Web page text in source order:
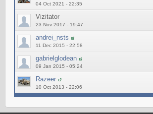
04 Oct 2021 - 22:35
Vizitator
23 Nov 2017 - 19:47
andrei_nsts
11 Dec 2015 - 22:58
gabrielglodean
09 Jan 2015 - 05:24
Razeer
10 Oct 2013 - 22:06